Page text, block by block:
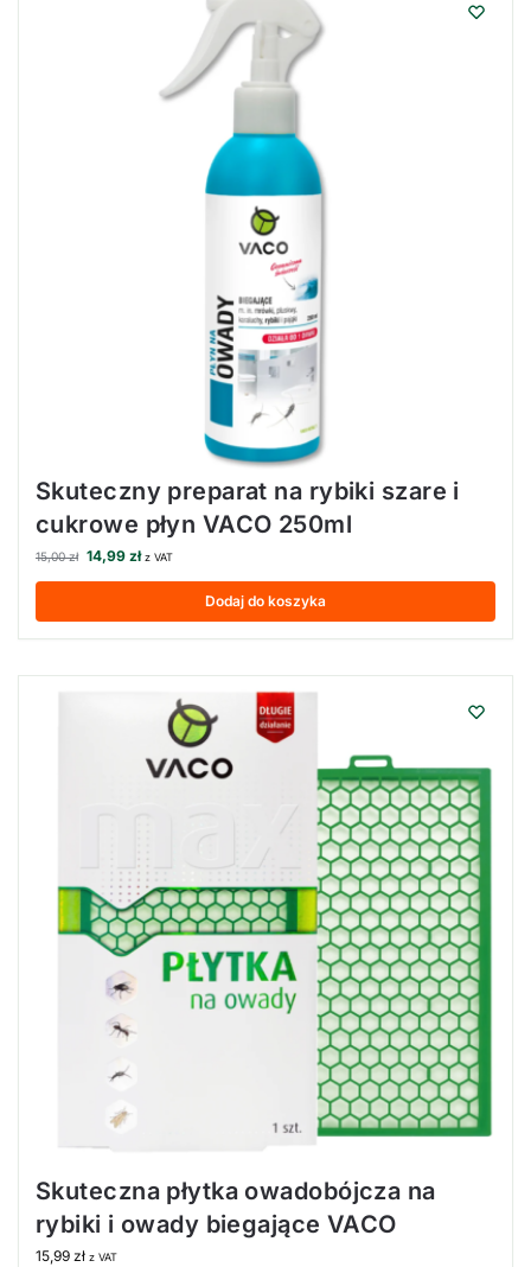
Skuteczny preparat na rybiki szare i
cukrowe płyn VACO 250ml
15,00zł 14,99 zł z VAT
Dodaj do koszyka
Skuteczna płytka owadobójcza na
rybiki i owady biegające VACO
15,99 zł z VAT